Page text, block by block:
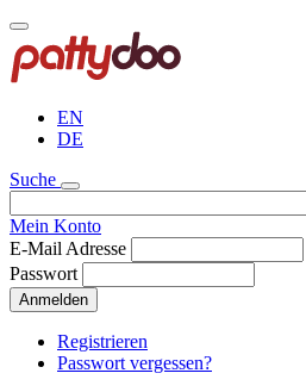
Direkt
zum
Inhalt
EN
DE
Suche
Mein Konto
E-Mail Adresse
Passwort
Anmelden
Registrieren
Passwort vergessen?